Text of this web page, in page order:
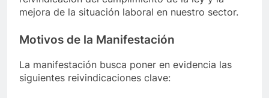
mejora de la situación laboral en nuestro sector.
Motivos de la Manifestación
La manifestación busca poner en evidencia las
siguientes reivindicaciones clave: